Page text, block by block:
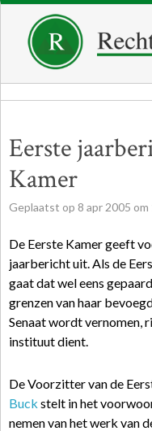
Eerste
Kamer
Geplaatst op 8 apr 2005 om
De Eerste Kamer geeft
jaarbericht uit. Als de
gaat dat wel eens
grenzen van haar
Senaat wordt vernomen,
instituut dient.
De Voorzitter van de
Buck stelt in het
nemen van het werk van